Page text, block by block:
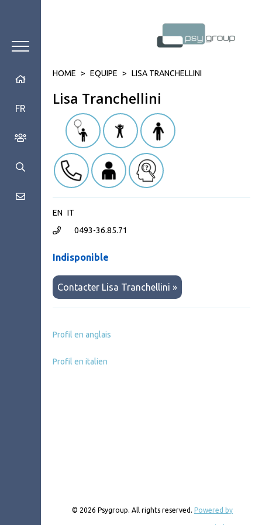
FR
HOME > EQUIPE > LISA TRANCHELLINI
Lisa Tranchellini
EN IT
0493-36.85.71
Indisponible
Contacter Lisa Tranchellini »
Profil en anglais
Profil en italien
© 2026 Psygroup. All rights reserved. Powered by